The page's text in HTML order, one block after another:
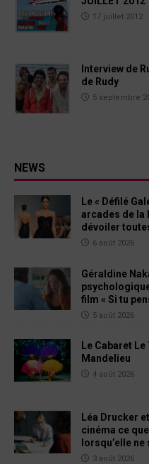
17 juillet 2012
Interview de
de Rudy
5 septembre
NEWS
Le « Défilé
arcades de la
dévoiler
6 août 2026
Géraldine
film « Si tu
5 août 2026
Le Cabaret
Mandelieu
4 août 2026
Léa Drucker
cinéma ce
lorsqu’elle
3 août 2026